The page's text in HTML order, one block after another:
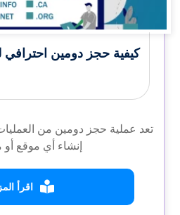
كيفية حجز دومين احترافي
تعد عملية حجز دومين من
إنشاء أي موقع
اقرأ